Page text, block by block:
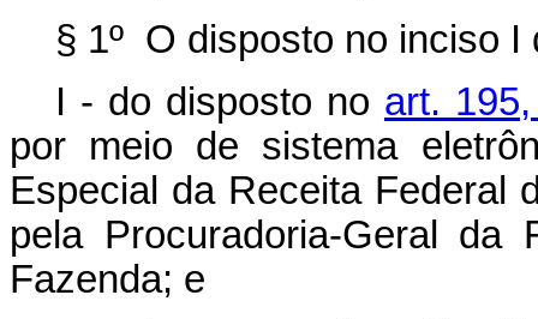
§ 1º O disposto no inciso
I - do disposto no art.
por meio de sistema
Especial da Receita Federal
pela Procuradoria-Geral da
Fazenda; e